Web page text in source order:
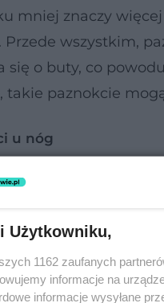
mniej znaczy
wszystkim,
się o buty, co
takie paznokcie
u nóg
Użytkowniku,
1162 zaufanych
informacje na
informacje wysyłane